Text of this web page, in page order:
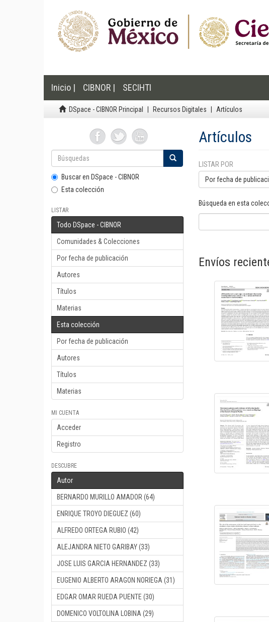
Inicio | CIBNOR | SECIHTI
DSpace - CIBNOR Principal Recursos Digitales Artículos
Buscar en DSpace - CIBNOR
Esta colección
LISTAR
Todo DSpace - CIBNOR
Comunidades & Colecciones
Por fecha de publicación
Autores
Títulos
Materias
Esta colección
Por fecha de publicación
Autores
Títulos
Materias
MI CUENTA
Acceder
Registro
DESCUBRE
Autor
BERNARDO MURILLO AMADOR (64)
ENRIQUE TROYO DIEGUEZ (60)
ALFREDO ORTEGA RUBIO (42)
ALEJANDRA NIETO GARIBAY (33)
JOSE LUIS GARCIA HERNANDEZ (33)
EUGENIO ALBERTO ARAGON NORIEGA (31)
EDGAR OMAR RUEDA PUENTE (30)
DOMENICO VOLTOLINA LOBINA (29)
Artículos
LISTAR POR
Por fecha de
Búsqueda en esta
Envíos